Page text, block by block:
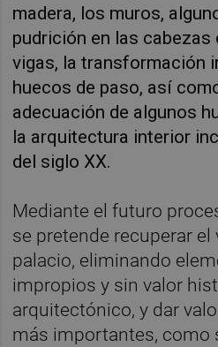
madera, los muros,
pudrición en las cabezas
vigas, la transformación
huecos de paso, así
adecuación de algunos
la arquitectura interior
del siglo XX.
Mediante el futuro
se pretende recuperar el
palacio, eliminando
impropios y sin valor
arquitectónico, y dar
más importantes, como